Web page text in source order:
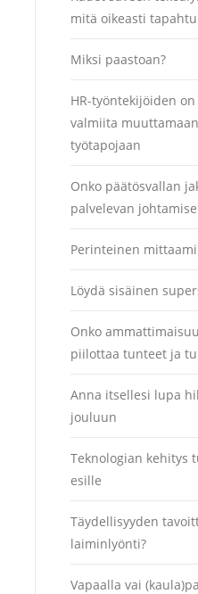
mitä oikeasti
Miksi paastoan?
HR-työntekijöiden
valmiita
työtapojaan
Onko päätösvallan
palvelevan
Perinteinen
Löydä sisäinen
Onko
piilottaa tunteet ja
Anna itsellesi lupa
jouluun
Teknologian kehitys
esille
Täydellisyyden
laiminlyönti?
Vapaalla vai